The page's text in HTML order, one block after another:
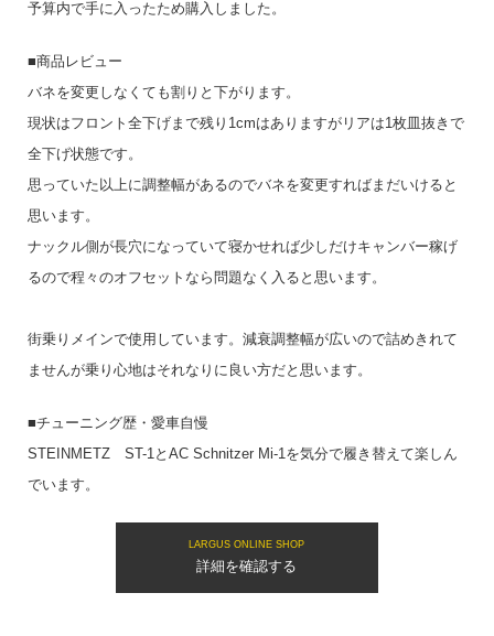
予算内で手に入ったため購入しました。
■商品レビュー
バネを変更しなくても割りと下がります。
現状はフロント全下げまで残り1cmはありますがリアは1枚皿抜きで
全下げ状態です。
思っていた以上に調整幅があるのでバネを変更すればまだいけると
思います。
ナックル側が長穴になっていて寝かせれば少しだけキャンバー稼げ
るので程々のオフセットなら問題なく入ると思います。
街乗りメインで使用しています。減衰調整幅が広いので詰めきれて
ませんが乗り心地はそれなりに良い方だと思います。
■チューニング歴・愛車自慢
STEINMETZ ST-1とAC Schnitzer Mi-1を気分で履き替えて楽しん
でいます。
LARGUS ONLINE SHOP
詳細を確認する